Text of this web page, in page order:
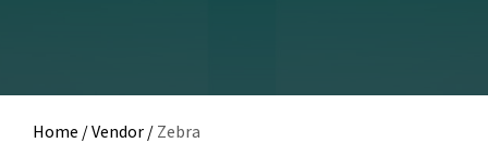
Home /Vendor / Zebra